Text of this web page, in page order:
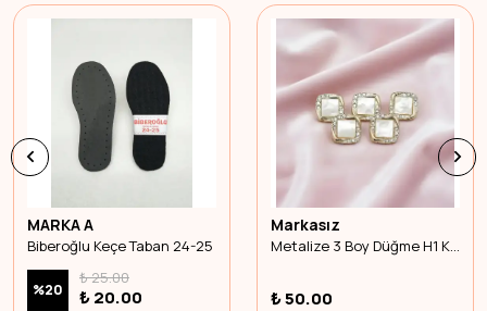
MARKA A
Biberoğlu Keçe Taban 24-25
%20
₺ 25.00
₺ 20.00
Markasız
Metalize 3 Boy Düğme H1 Küçük Gold-5 adet
₺ 50.00